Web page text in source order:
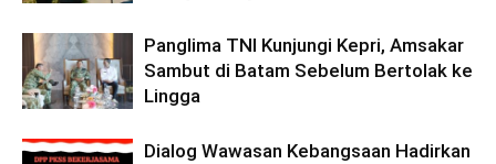
Panglima TNI Kunjungi Kepri, Amsakar
Sambut di Batam Sebelum Bertolak ke
Lingga
Dialog Wawasan Kebangsaan Hadirkan